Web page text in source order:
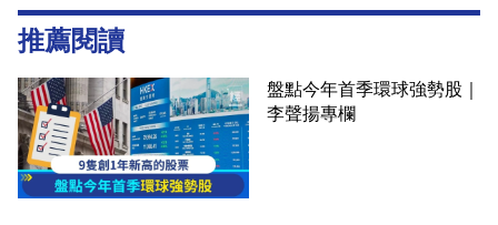
推薦閱讀
盤點今年首季環球強勢股｜
李聲揚專欄